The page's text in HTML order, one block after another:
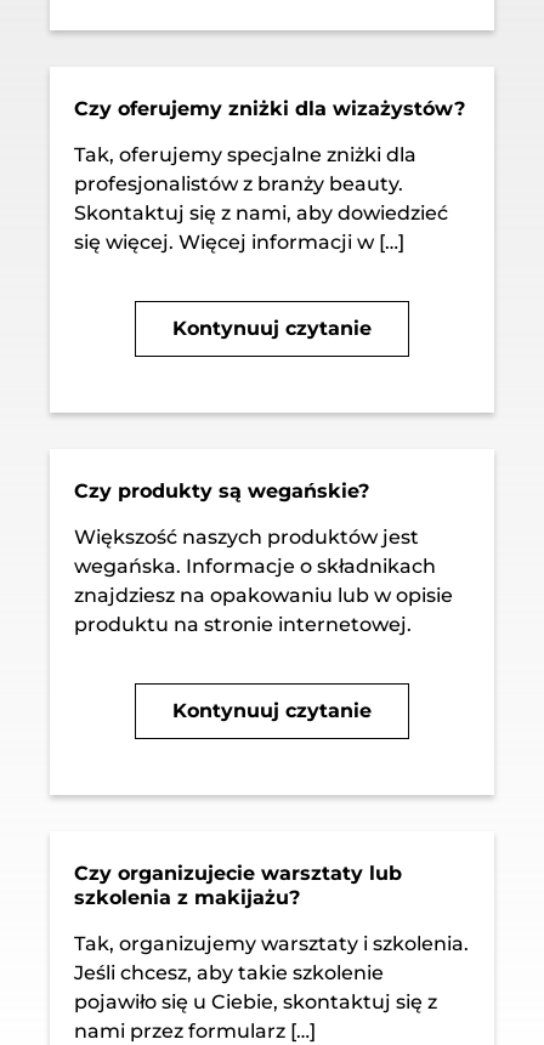
Czy oferujemy zniżki dla wizażystów?
Tak, oferujemy specjalne zniżki dla
profesjonalistów z branży beauty.
Skontaktuj się z nami, aby dowiedzieć
się więcej. Więcej informacji w […]
Kontynuuj czytanie
Czy produkty są wegańskie?
Większość naszych produktów jest
wegańska. Informacje o składnikach
znajdziesz na opakowaniu lub w opisie
produktu na stronie internetowej.
Kontynuuj czytanie
Czy organizujecie warsztaty lub
szkolenia z makijażu?
Tak, organizujemy warsztaty i szkolenia.
Jeśli chcesz, aby takie szkolenie
pojawiło się u Ciebie, skontaktuj się z
nami przez formularz […]